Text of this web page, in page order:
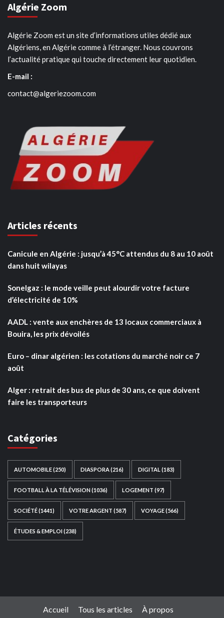
Algérie Zoom
Algérie Zoom est un site d’informations utiles dédié aux
Algériens, en Algérie comme à l’étranger. Nous couvrons
l’actualité pratique qui touche directement leur quotidien.
E-mail :
contact@algeriezoom.com
Articles récents
Canicule en Algérie : jusqu’à 45°C attendus du 8 au 10 août
dans huit wilayas
Sonelgaz : le mode veille peut alourdir votre facture
d’électricité de 10%
AADL : vente aux enchères de 13 locaux commerciaux à
Bouira, les prix dévoilés
Euro – dinar algérien : les cotations du marché noir ce 7
août
Alger : retrait des bus de plus de 30 ans, ce que doivent
faire les transporteurs
Catégories
AUTOMOBILE(250) DIASPORA(216) DIGITAL (183)
FOOTBALL À LA TÉLÉVISION(1036) LOGEMENT (97)
SOCIÉTÉ(1441) VOTRE ARGENT (587) VOYAGE(566)
ÉTUDES & EMPLOI(238)
Accueil Tous les articles
À propos